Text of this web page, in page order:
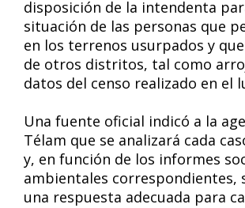
disposición de la intendenta
situación de las personas que
en los terrenos usurpados y
de otros distritos, tal como
datos del censo realizado en el
Una fuente oficial indicó a la
Télam que se analizará cada
y, en función de los informes
ambientales correspondientes,
una respuesta adecuada para